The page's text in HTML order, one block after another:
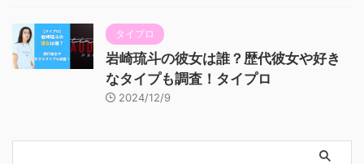
タイプロ
岩崎琉斗の彼女は誰？歴代彼女や好き
なタイプも調査！タイプロ
2024/12/9